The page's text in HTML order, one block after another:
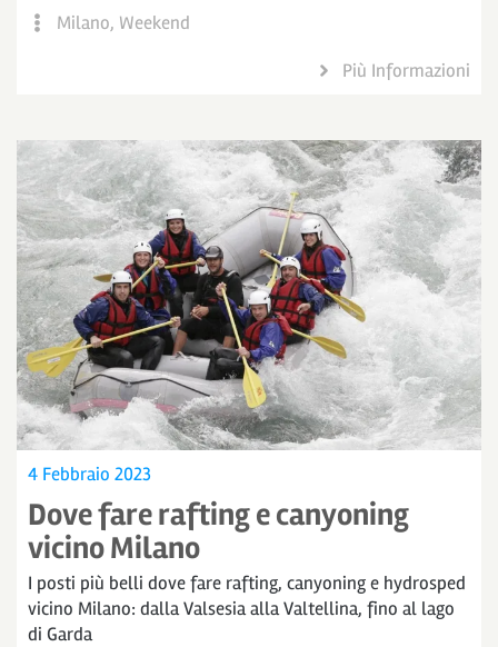
Milano, Weekend
Più Informazioni
4 Febbraio 2023
Dove fare rafting e canyoning
vicino Milano
I posti più belli dove fare rafting, canyoning e hydrosped
vicino Milano: dalla Valsesia alla Valtellina, fino al lago
di Garda